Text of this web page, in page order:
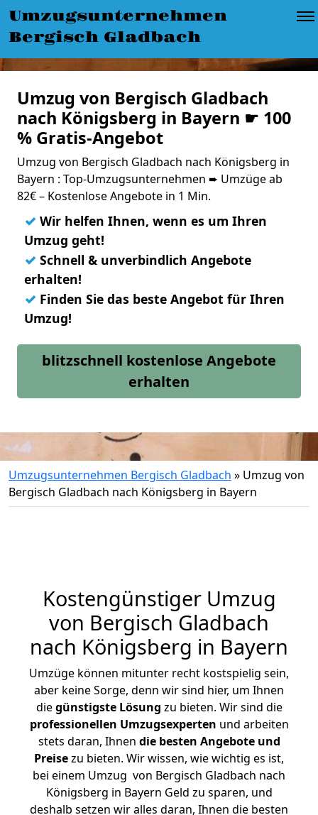
Umzugsunternehmen
Bergisch Gladbach
Umzug von Bergisch Gladbach
nach Königsberg in Bayern ☛ 100
% Gratis-Angebot
Umzug von Bergisch Gladbach nach Königsberg in
Bayern : Top-Umzugsunternehmen ➨ Umzüge ab
82€ – Kostenlose Angebote in 1 Min.
✓ Wir helfen Ihnen, wenn es um Ihren
Umzug geht!
✓ Schnell & unverbindlich Angebote
erhalten!
✓ Finden Sie das beste Angebot für Ihren
Umzug!
blitzschnell kostenlose Angebote
erhalten
Umzugsunternehmen Bergisch Gladbach » Umzug von
Bergisch Gladbach nach Königsberg in Bayern
Kostengünstiger Umzug
von Bergisch Gladbach
nach Königsberg in Bayern
Umzüge können mitunter recht kostspielig sein,
aber keine Sorge, denn wir sind hier, um Ihnen
diegünstigste Lösung zu bieten. Wir sind die
professionellen Umzugsexperten und arbeiten
stets daran, Ihnen die besten Angebote und
Preisezu bieten. Wir wissen, wie wichtig es ist,
bei einem Umzug von Bergisch Gladbach nach
Königsberg in Bayern Geld zu sparen, und
deshalb setzen wir alles daran, Ihnen die besten